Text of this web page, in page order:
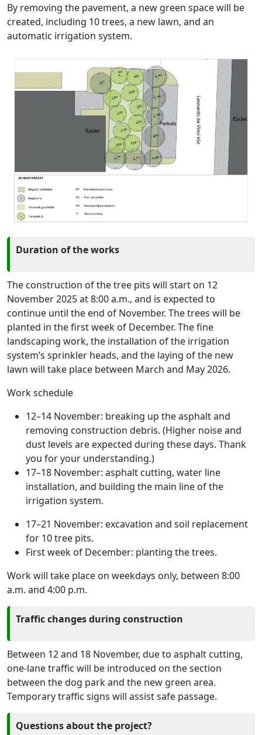
By removing the pavement, a new green space will be
created, including 10 trees, a new lawn, and an
automatic irrigation system.
Duration of the works
The construction of the tree pits will start on 12
November 2025 at 8:00 a.m., and is expected to
continue until the end of November. The trees will be
planted in the first week of December. The fine
landscaping work, the installation of the irrigation
system’s sprinkler heads, and the laying of the new
lawn will take place between March and May 2026.
Work schedule
12–14 November: breaking up the asphalt and
removing construction debris. (Higher noise and
dust levels are expected during these days. Thank
you for your understanding.)
17–18 November: asphalt cutting, water line
installation, and building the main line of the
irrigation system.
17–21 November: excavation and soil replacement
for 10 tree pits.
First week of December: planting the trees.
Work will take place on weekdays only, between 8:00
a.m. and 4:00 p.m.
Traffic changes during construction
Between 12 and 18 November, due to asphalt cutting,
one-lane traffic will be introduced on the section
between the dog park and the new green area.
Temporary traffic signs will assist safe passage.
Questions about the project?